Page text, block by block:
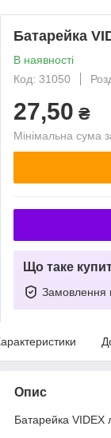
Батарейка
В наявності
Код: 31050
27,50 ₴
Мінімальна сума
Що таке
Замовлення
Опис
Батарейка VIDEX